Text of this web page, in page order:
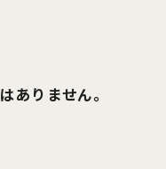
ありません。